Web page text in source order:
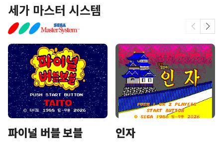
세가 마스터 시스템
파이널 버블 보블 인자